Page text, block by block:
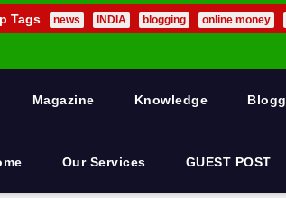
Tags news INDIA blogging online money
Magazine Knowledge
Our Services GUEST POST